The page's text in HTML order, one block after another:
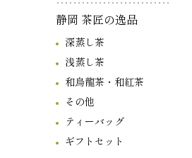
静岡 茶匠の逸品
深蒸し茶
浅蒸し茶
和烏龍茶・和紅茶
その他
ティーバッグ
ギフトセット